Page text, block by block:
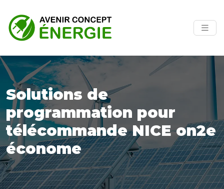
Solutions de
programmation pour
télécommande NICE on2e
économe